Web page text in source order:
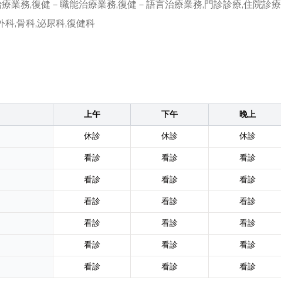
業務,復健－職能治療業務,復健－語言治療業務,門診診療,住院診療
科,骨科,泌尿科,復健科
上午 下午
晚上
休診 休診
休診
看診 看診
看診
看診 看診
看診
看診 看診
看診
看診 看診
看診
看診 看診
看診
看診 看診 看診